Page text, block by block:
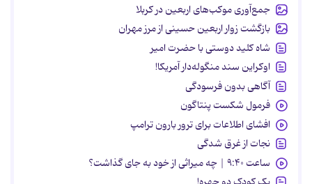
جمع‌آوری موکب‌های اربعین در کربلا
بازگشت زوار اربعین حسینی از مرز مهران
شاه کلید دوستی با حضرت امیر
اوکراین سند منگوله‌دار آمریکا!
آگاهی بدون فرسودگی
فرمول شکست پنتاگون
افشای اطلاعات برای ترور بارون ترامپ
نجات از غرق شدگی
ساعت ۹:۴۰ | چه میراثی از خود به جای گذاشت؟